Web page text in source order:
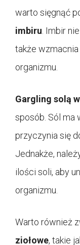
warto sięgnąć
imbiru . Imbir
także
organizmu.
Gargling solą
sposób. Sól ma
przyczynia się
Jednakże,
ilości soli, aby
organizmu.
Warto również
ziołowe, takie